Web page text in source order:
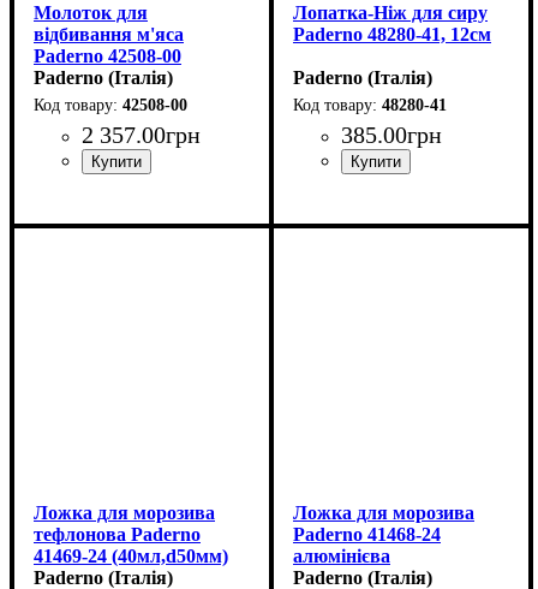
Молоток для
відбивання м'яса
Paderno 42508-00
Paderno (Італія)
42508-00
2 357.00грн
Лопатка-Ніж для сиру
Paderno 48280-41, 12см
Paderno (Італія)
48280-41
385.00грн
Ложка для морозива
тефлонова Paderno
41469-24 (40мл,d50мм)
Paderno (Італія)
Ложка для морозива
Paderno 41468-24
алюмінієва
(40мл,d50мм)
Paderno (Італія)